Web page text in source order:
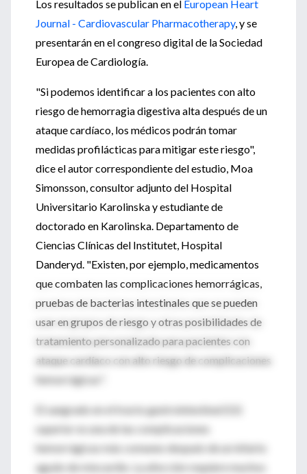
Los resultados se publican en el European Heart
Journal - Cardiovascular Pharmacotherapy, y se
presentarán en el congreso digital de la Sociedad
Europea de Cardiología.
"Si podemos identificar a los pacientes con alto
riesgo de hemorragia digestiva alta después de un
ataque cardíaco, los médicos podrán tomar
medidas profilácticas para mitigar este riesgo",
dice el autor correspondiente del estudio, Moa
Simonsson, consultor adjunto del Hospital
Universitario Karolinska y estudiante de
doctorado en Karolinska. Departamento de
Ciencias Clínicas del Institutet, Hospital
Danderyd. "Existen, por ejemplo, medicamentos
que combaten las complicaciones hemorrágicas,
pruebas de bacterias intestinales que se pueden
usar en grupos de riesgo y otras posibilidades de
tratamiento personalizado para pacientes con
ataque cardíaco con alto riesgo de complicaciones
hemorrágicas".
El sangrado en el tracto gastrointestinal (GI)
superior es una de las complicaciones
hemorrágicas más comunes después de un infarto
agudo de miocardio. La afección requiere muchos